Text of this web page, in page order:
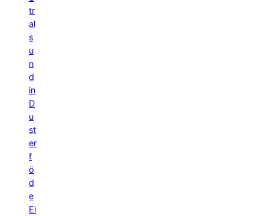
tr
al
s
u
n
d
in
D
u
st
er
f
ö
d
e
Ei